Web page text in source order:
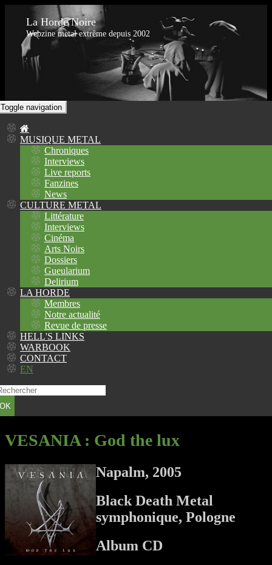
La Horde Noire
Webzine metal extrême depuis 2002
Toggle navigation
MUSIQUE METAL
Chroniques
Interviews
Live reports
Fanzines
News
CULTURE METAL
Littérature
Interviews
Cinéma
Arts Noirs
Dossiers
Gueularium
Delirium
LA HORDE
Membres
Notre actualité
Revue de presse
HELL'S LINKS
WARBOOK
CONTACT
EN
OK
VESANIA: God the lux
Napalm, 2005
Black Death Metal
symphonique, Pologne
Album CD